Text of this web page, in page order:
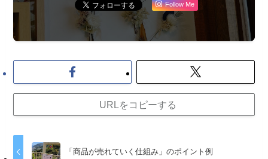
Follow Me
URLをコピーする
「商品が売れていく仕組み」のポイント例